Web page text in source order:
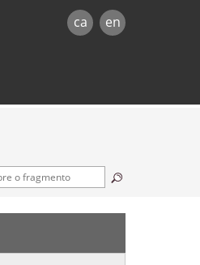
ca en